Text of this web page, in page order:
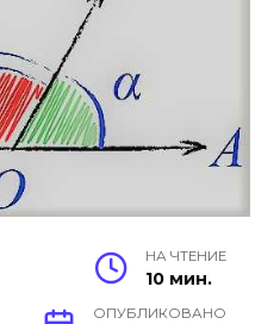
НА ЧТЕНИЕ
10 мин.
ОПУБЛИКОВАНО